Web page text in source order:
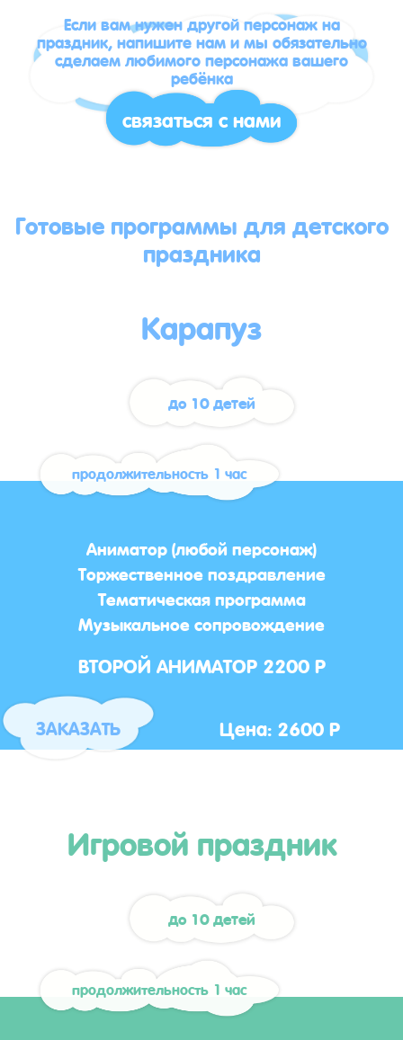
Если вам нужен другой персонаж на
праздник, напишите нам и мы обязательно
сделаем любимого персонажа вашего
ребёнка
связаться с нами
Готовые программы для детского
праздника
Карапуз
до 10 детей
продолжительность 1 час
Аниматор (любой персонаж)
Торжественное поздравление
Тематическая программа
Музыкальное сопровождение
ВТОРОЙ АНИМАТОР 2200 Р
ЗАКАЗАТЬ Цена: 2600 Р
Игровой праздник
до 10 детей
продолжительность 1 час